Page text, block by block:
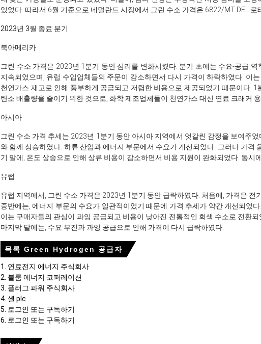
있었다. 따라서 6월 기준으로 네덜란드 시장에서 그린 수소 가격은 6822/MT DEL 로
2023년 3월 종료 분기
북아메리카
그린 수소 가격은 2023년 1분기 동안 심리를 변화시켰다. 분기 초에는 수요-공급
지속되었으며, 유럽 수입업체들의 주문이 감소하면서 다시 가격이 하락하였다. 이
천연가스 재고로 인해 풍부하게 공급되고 저렴한 비용으로 제공되었기 때문이다.
탄소 배출량을 줄이기 위한 것으로, 화학 제조업체들이 천연가스 대신 연료 크래커
아시아
그린 수소 가격 추세는 2023년 1분기 동안 아시아 지역에서 엇갈린 감정을 보여주
와 함께 상승하였다. 하류 산업과 에너지 부문에서 수요가 개선되었다. 그러나 가
기 말에, 온도 상승으로 인해 상류 비용이 감소하면서 비용 지원이 완화되었다. 동
유럽
유럽 지역에서, 그린 수소 가격은 2023년 1분기 동안 급락하였다. 처음에, 가격은
중반에는, 에너지 부문의 수요가 일관적이었기 때문에 가격 추세가 약간 개선되었
이는 구매자들의 관심이 과잉 공급되고 비용이 낮아진 전통적인 회색 수소로 전환
마지막 달에는, 수요 부진과 과잉 공급으로 인해 가격이 다시 급락하였다.
목록 Green Hydrogen 공급자
1. 연료전지 에너지 주식회사
2. 블룸 에너지 코퍼레이션
3. 플러그 파워 주식회사
4. 셸 plc
5. 로그인 또는 구독하기
6. 로그인 또는 구독하기